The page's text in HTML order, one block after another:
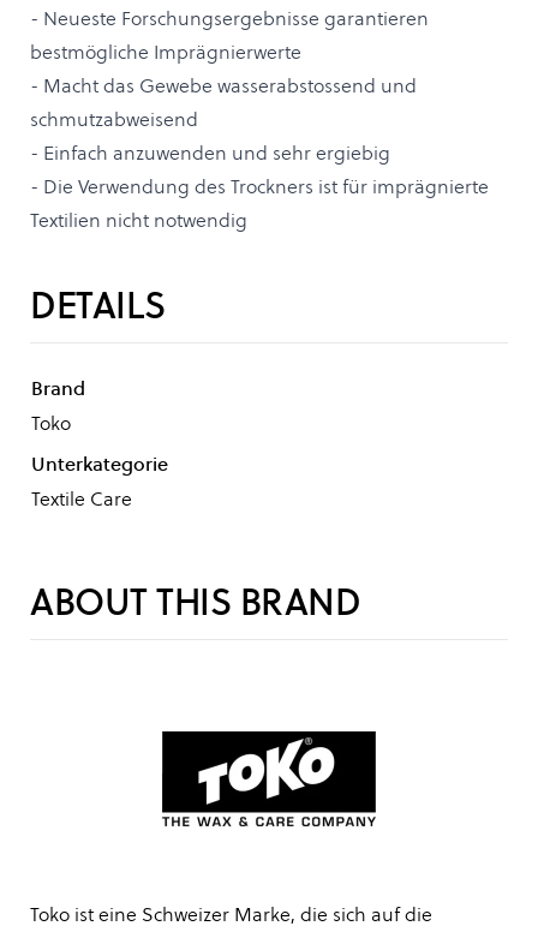
- Neueste Forschungsergebnisse garantieren
bestmögliche Imprägnierwerte
- Macht das Gewebe wasserabstossend und
schmutzabweisend
- Einfach anzuwenden und sehr ergiebig
- Die Verwendung des Trockners ist für imprägnierte
Textilien nicht notwendig
DETAILS
Brand
Toko
Unterkategorie
Textile Care
ABOUT THIS BRAND
Toko ist eine Schweizer Marke, die sich auf die